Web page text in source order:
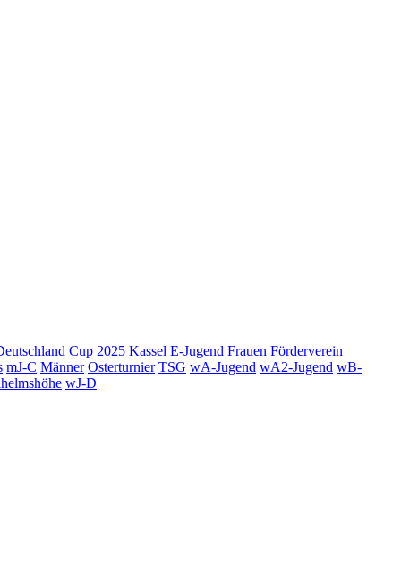
Cup 2025 Kassel E-Jugend Frauen Förderverein
mJ-C Männer Osterturnier TSG wA-Jugend wA2-Jugend wB-
wJ-D